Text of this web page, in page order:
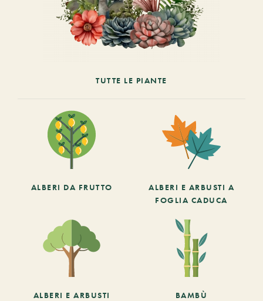
TUTTE LE PIANTE
ALBERI DA FRUTTO
ALBERI E ARBUSTI A
FOGLIA CADUCA
ALBERI E ARBUSTI
BAMBÙ